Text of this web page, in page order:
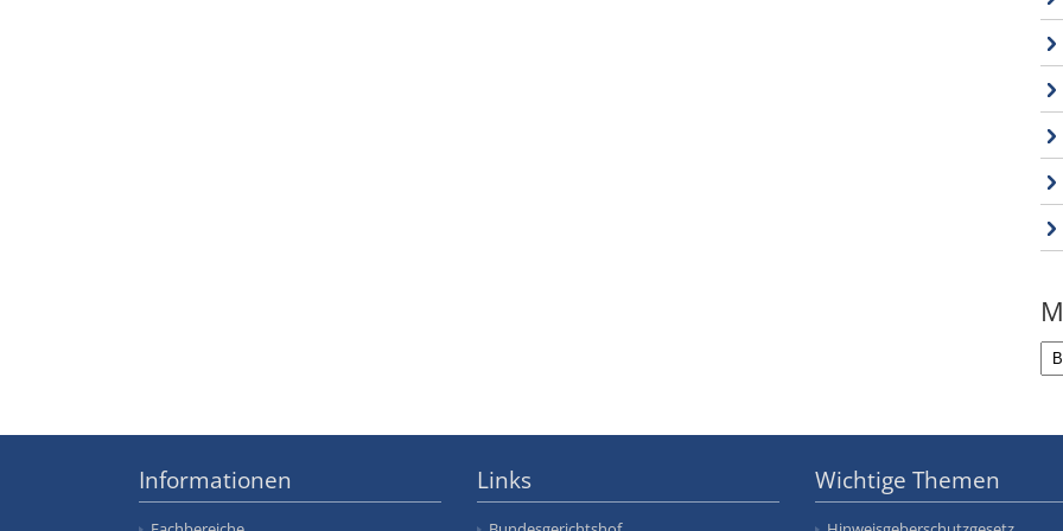
Informationen Links Wichtige Themen